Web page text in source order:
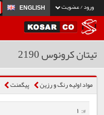
ورود / عضویت ENGLISH
تیتان کرونوس 2190
مواد اولیه رنگ و رزین پیگمنت
1